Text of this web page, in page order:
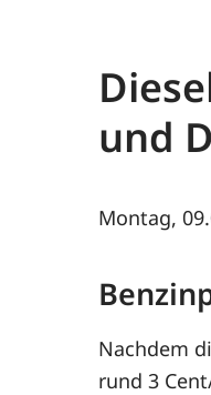
und
Montag,
Nachdem
rund 3